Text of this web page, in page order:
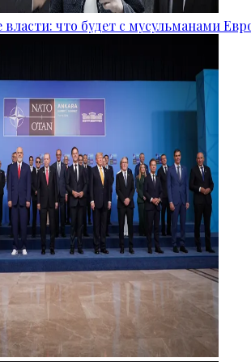
власти: что будет с мусульманами